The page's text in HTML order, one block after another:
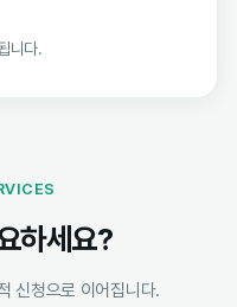
니다.
하세요?
신청으로 이어집니다.